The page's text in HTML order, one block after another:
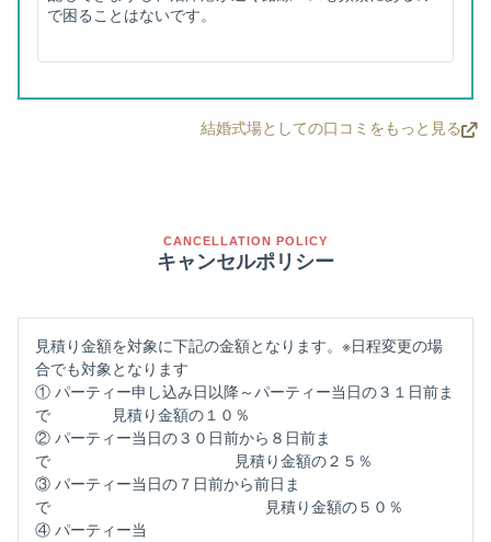
とうに安心出来ました。勿論、担当プランナーさん以外
間 空間や雰囲気だけでは実現不可能です。スタッフさん
れが1番重要ですね) 夢の様な最高の時間。が出来上がる
で困ることはないです。
結婚式場としての口コミをもっと見る
CANCELLATION POLICY
キャンセルポリシー
見積り金額を対象に下記の金額となります。※日程変更の場
合でも対象となります
① パーティー申し込み日以降～パーティー当日の３１日前ま
で 見積り金額の１０％
② パーティー当日の３０日前から８日前ま
で 見積り金額の２５％
③ パーティー当日の７日前から前日ま
で 見積り金額の５０％
④ パーティー当